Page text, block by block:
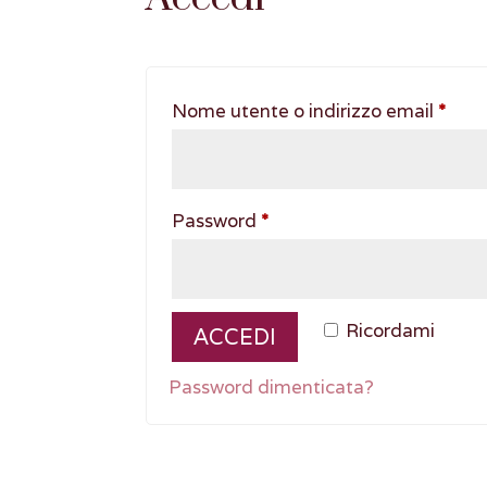
Nome utente o indirizzo email *
Password *Richiesto
Ricordami
ACCEDI
Password dimenticata?